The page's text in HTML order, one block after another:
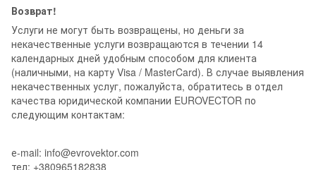
Возврат!
Услуги не могут быть возвращены, но деньги за
некачественные услуги возвращаются в течении 14
календарных дней удобным способом для клиента
(наличными, на карту Visa / MasterCard). В случае выявления
некачественных услуг, пожалуйста, обратитесь в отдел
качества юридической компании EUROVECTOR по
следующим контактам:
е-mail: info@evrovektor.com
тел: +380965182838